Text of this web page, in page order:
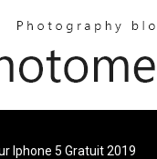
Iphone 5 Gratuit 2019